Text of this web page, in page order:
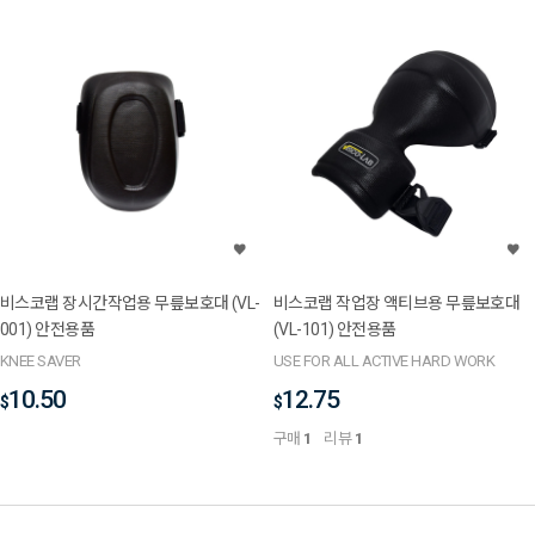
비스코랩 장시간작업용 무릎보호대 (VL-
001) 안전용품
KNEE SAVER
$10.50
비스코랩 작업장 액티브용 무릎보호대
(VL-101) 안전용품
USE FOR ALL ACTIVE HARD WORK
$12.75
구매 1 리뷰 1